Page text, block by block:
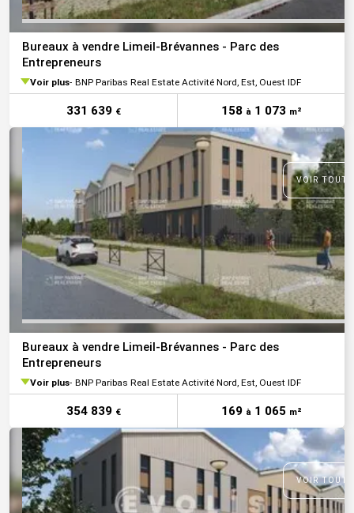
Bureaux à vendre Limeil-Brévannes - Parc des
Entrepreneurs
Voir plus BNP Paribas Real Estate Activité Nord, Est, Ouest IDF
331 639 € 158 à1 073 m²
VOIR
Bureaux à vendre Limeil-Brévannes - Parc des
Entrepreneurs
Voir plus BNP Paribas Real Estate Activité Nord, Est, Ouest IDF
354 839 € 169 à1 065 m²
VOIR